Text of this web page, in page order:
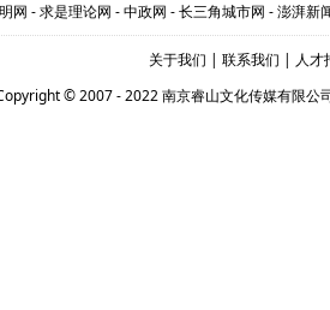
网 -求是理论网 -中政网 -长三角城市网 -澎湃新
关于我们 |联系我们 | 人才
© 2007 - 2022 南京睿山文化传媒有限公